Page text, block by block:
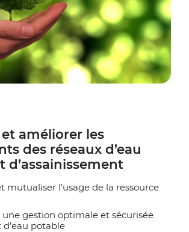
améliorer les
des réseaux d’eau
d’assainissement
mutualiser l’usage de la ressource
une gestion optimale et sécurisée
d’eau potable